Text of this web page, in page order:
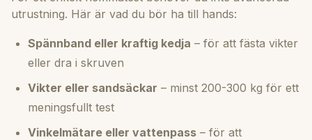
utrustning. Här är vad du bör ha till hands:
Spännband eller kraftig kedja – för att fästa vikter
eller dra i skruven
Vikter eller sandsäckar – minst 200-300 kg för ett
meningsfullt test
Vinkelmätare eller vattenpass – för att